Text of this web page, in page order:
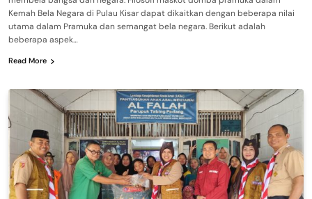
Kemah Bela Negara di Pulau Kisar dapat dikaitkan dengan beberapa nilai
utama dalam Pramuka dan semangat bela negara. Berikut adalah
beberapa aspek…
Read More